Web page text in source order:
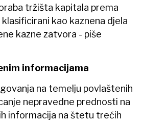
tržišta kapitala prema
kao kaznena djela
kazne zatvora - piše
informacijama
na temelju povlaštenih
nepravedne prednosti na
informacija na štetu trećih